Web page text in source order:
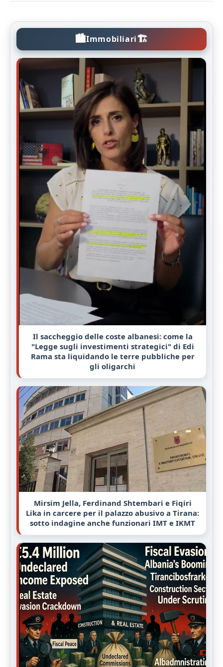
🏙️Immobiliari🏗️
Il saccheggio delle coste albanesi: come la
"Legge sugli investimenti strategici" di Edi
Rama sta liquidando le terre pubbliche per
gli oligarchi
Mirsim Jella, Ferdinand Shtembari e Fiqiri
Lika in carcere per il palazzo abusivo a Tirana:
sotto indagine anche funzionari IMT e IKMT